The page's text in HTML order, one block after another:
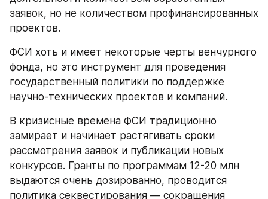
заявок, но не количеством профинансированных
проектов.
ФСИ хоть и имеет некоторые черты венчурного
фонда, но это инструмент для проведения
государственный политики по поддержке
научно-технических проектов и компаний.
В кризисные времена ФСИ традиционно
замирает и начинает растягивать сроки
рассмотрения заявок и публикации новых
конкурсов. Гранты по программам 12-20 млн
выдаются очень дозированно, проводится
политика секвестирования — сокращения